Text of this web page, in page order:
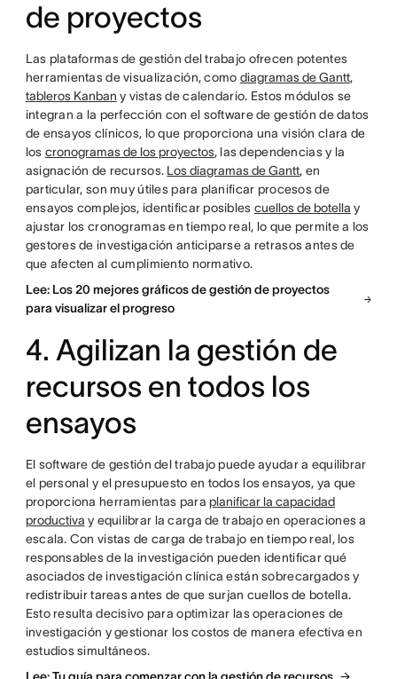
de proyectos
Las plataformas de gestión del trabajo ofrecen potentes
herramientas de visualización, como diagramas de Gantt,
tableros Kanban y vistas de calendario. Estos módulos se
integran a la perfección con el software de gestión de datos
de ensayos clínicos, lo que proporciona una visión clara de
los cronogramas de los proyectos, las dependencias y la
asignación de recursos. Los diagramas de Gantt, en
particular, son muy útiles para planificar procesos de
ensayos complejos, identificar posibles cuellos de botella y
ajustar los cronogramas en tiempo real, lo que permite a los
gestores de investigación anticiparse a retrasos antes de
que afecten al cumplimiento normativo.
Lee: Los 20 mejores gráficos de gestión de proyectos
para visualizar el progreso
4. Agilizan la gestión de
recursos en todos los
ensayos
El software de gestión del trabajo puede ayudar a equilibrar
el personal y el presupuesto en todos los ensayos, ya que
proporciona herramientas para planificar la capacidad
productiva y equilibrar la carga de trabajo en operaciones a
escala. Con vistas de carga de trabajo en tiempo real, los
responsables de la investigación pueden identificar qué
asociados de investigación clínica están sobrecargados y
redistribuir tareas antes de que surjan cuellos de botella.
Esto resulta decisivo para optimizar las operaciones de
investigación y gestionar los costos de manera efectiva en
estudios simultáneos.